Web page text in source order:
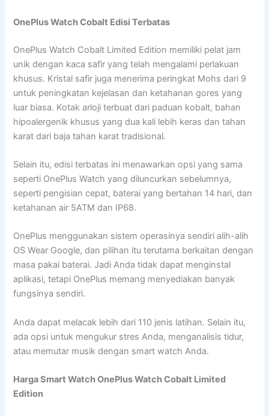
OnePlus Watch Cobalt Edisi Terbatas
OnePlus Watch Cobalt Limited Edition memiliki pelat jam
unik dengan kaca safir yang telah mengalami perlakuan
khusus. Kristal safir juga menerima peringkat Mohs dari 9
untuk peningkatan kejelasan dan ketahanan gores yang
luar biasa. Kotak arloji terbuat dari paduan kobalt, bahan
hipoalergenik khusus yang dua kali lebih keras dan tahan
karat dari baja tahan karat tradisional.
Selain itu, edisi terbatas ini menawarkan opsi yang sama
seperti OnePlus Watch yang diluncurkan sebelumnya,
seperti pengisian cepat, baterai yang bertahan 14 hari, dan
ketahanan air 5ATM dan IP68.
OnePlus menggunakan sistem operasinya sendiri alih-alih
OS Wear Google, dan pilihan itu terutama berkaitan dengan
masa pakai baterai. Jadi Anda tidak dapat menginstal
aplikasi, tetapi OnePlus memang menyediakan banyak
fungsinya sendiri.
Anda dapat melacak lebih dari 110 jenis latihan. Selain itu,
ada opsi untuk mengukur stres Anda, menganalisis tidur,
atau memutar musik dengan smart watch Anda.
Harga Smart Watch OnePlus Watch Cobalt Limited
Edition